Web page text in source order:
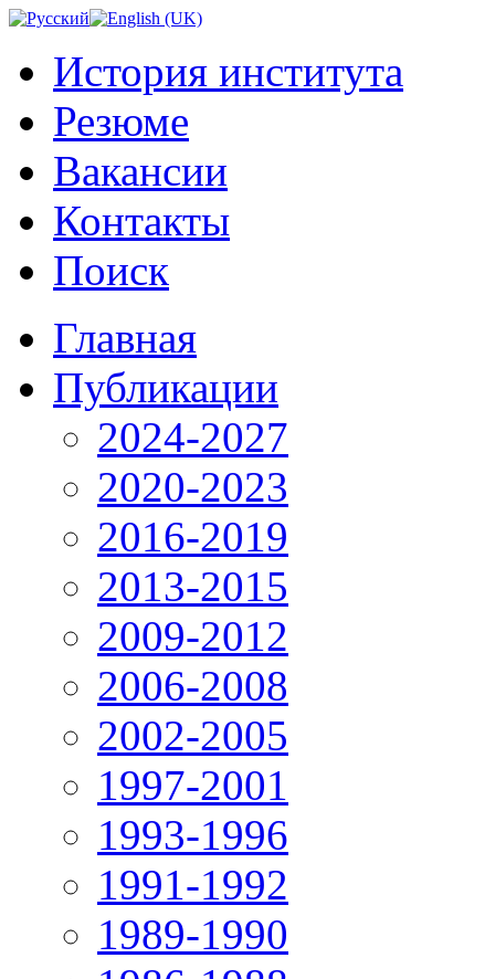
История института
Резюме
Вакансии
Контакты
Поиск
Главная
Публикации
2024-2027
2020-2023
2016-2019
2013-2015
2009-2012
2006-2008
2002-2005
1997-2001
1993-1996
1991-1992
1989-1990